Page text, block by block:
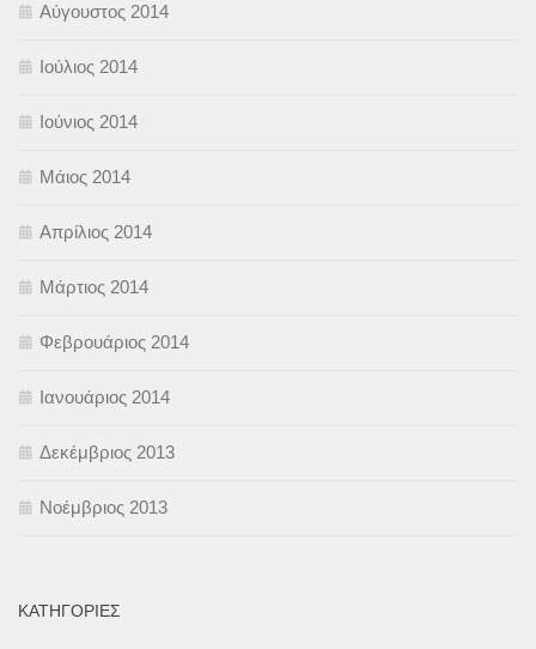
Αύγουστος 2014
Ιούλιος 2014
Ιούνιος 2014
Μάιος 2014
Απρίλιος 2014
Μάρτιος 2014
Φεβρουάριος 2014
Ιανουάριος 2014
Δεκέμβριος 2013
Νοέμβριος 2013
KΑΤΗΓΟΡΊΕΣ